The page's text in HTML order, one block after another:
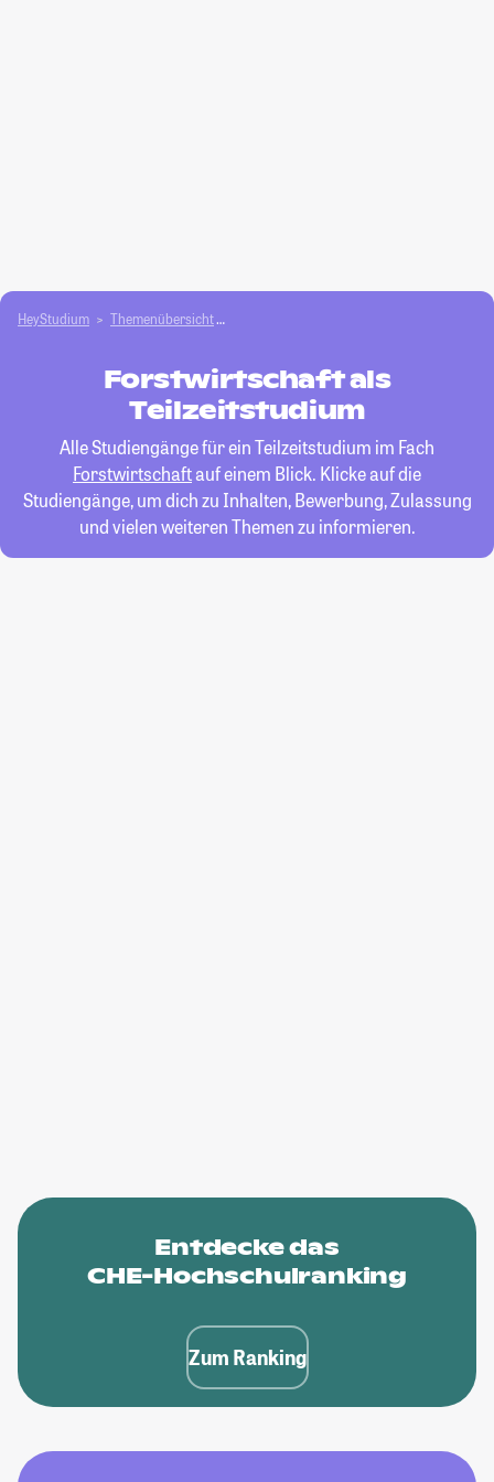
HeyStudium Themenübersicht
Forstwirtschaft als
Teilzeitstudium
Alle Studiengänge für ein Teilzeitstudium im Fach
Forstwirtschaftauf einem Blick. Klicke auf die
Studiengänge, um dich zu Inhalten, Bewerbung, Zulassung
und vielen weiteren Themen zu informieren.
Entdecke das
CHE-Hochschulranking
Zum Ranking